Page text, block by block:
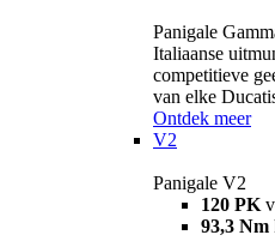
Panigale
Italiaanse
competitieve
van elke
Ontdek meer
V2
Panigale V2
120 PK
93,3 Nm